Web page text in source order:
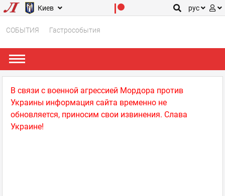
Киев рус
СОБЫТИЯ Гастрособытия
В связи с военной агрессией Мордора против
Украины информация сайта временно не
обновляется, приносим свои извинения. Слава
Украине!